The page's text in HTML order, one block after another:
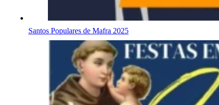
Santos Populares de Mafra 2025